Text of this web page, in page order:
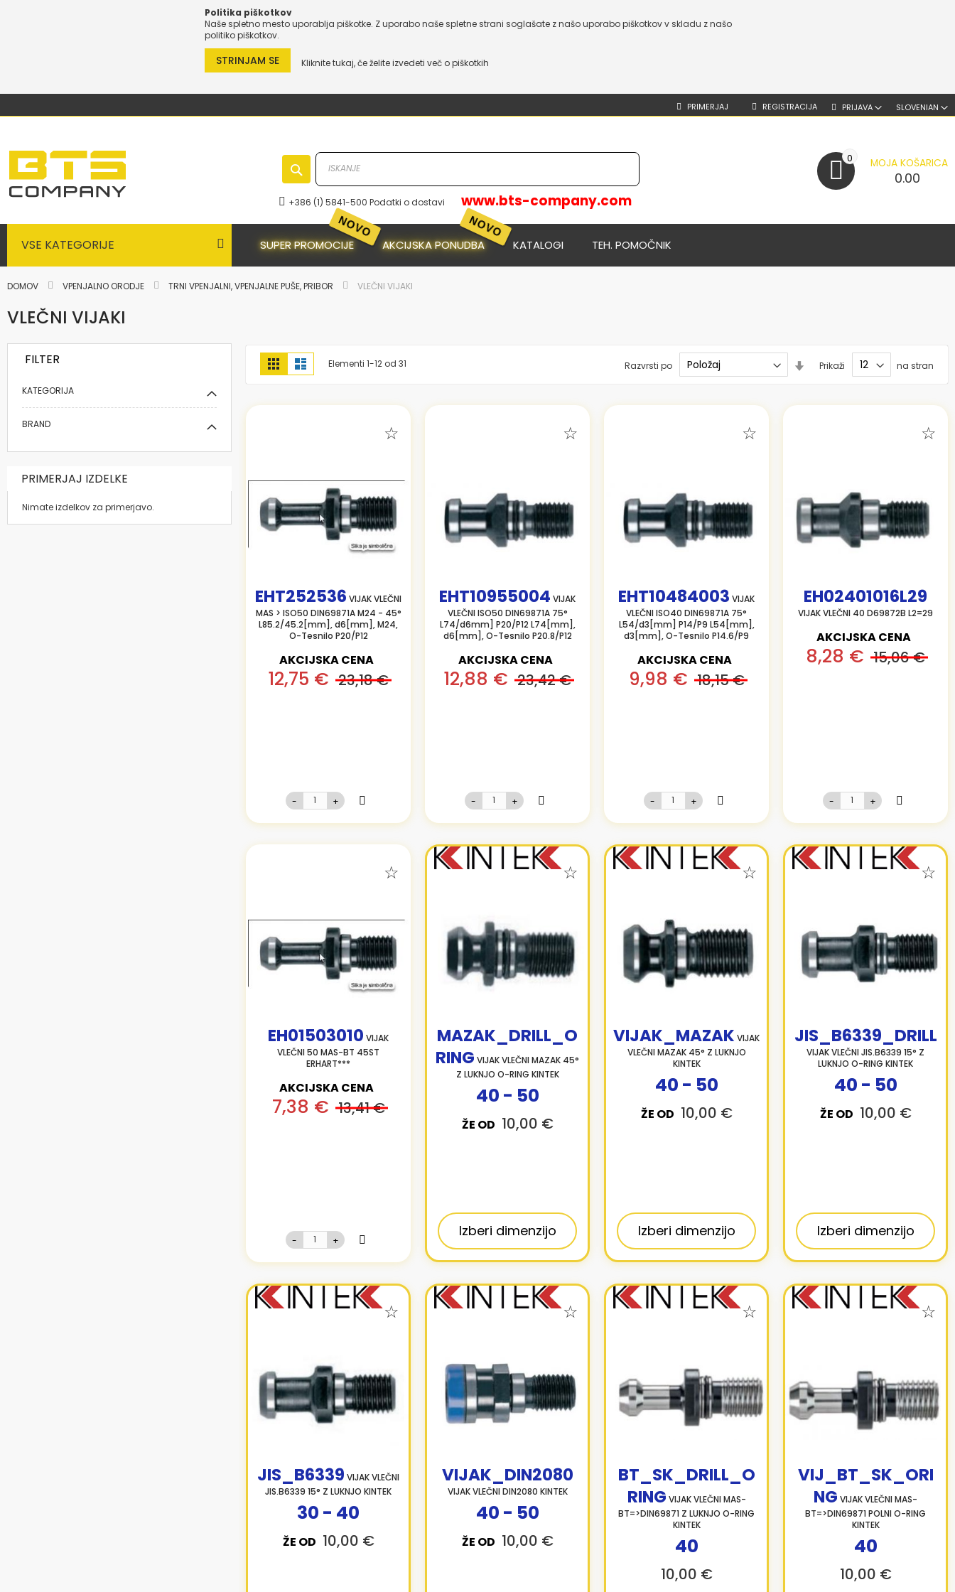
Politika piškotkov
Naše spletno mesto uporablja piškotke. Z uporabo naše spletne strani soglašate z našo uporabo piškotkov v skladu z našo
politiko piškotkov.
Kliknite tukaj, če želite izvedeti več o piškotkih
STRINJAM SE
SLOVENIAN
PRIMERJAJ PRIJAVA
REGISTRACIJA
+386 (1) 5841-500 Podatki o dostavi www.bts-company.com
MOJA KOŠARICA
0.00
0
VSE KATEGORIJE SUPER PROMOCIJE AKCIJSKA PONUDBA KATALOGI TEH. POMOČNIK
DOMOV VPENJALNO ORODJE TRNI VPENJALNI, VPENJALNE PUŠE, PRIBOR VLEČNI VIJAKI
VLEČNI VIJAKI
Prikaži
kot
MrežaSeznamElementi 1-12 od 31 Prikaži na stran
Razvrsti po
Nastavi
EHT252536 VIJAK VLEČNI
MAS > ISO50 DIN69871A M24 - 45°
L85.2/45.2[mm], d6[mm], M24,
O-Tesnilo P20/P12
AKCIJSKA CENA
12,75 € 23,18 €
- +
EHT10955004 VIJAK
VLEČNI ISO50 DIN69871A 75°
L74/d6mm] P20/P12 L74[mm],
d6[mm], O-Tesnilo P20.8/P12
AKCIJSKA CENA
12,88 € 23,42 €
- +
EHT10484003 VIJAK
VLEČNI ISO40 DIN69871A 75°
L54/d3[mm] P14/P9 L54[mm],
d3[mm], O-Tesnilo P14.6/P9
AKCIJSKA CENA
9,98 € 18,15 €
- +
EH02401016L29
VIJAK VLEČNI 40 D69872B L2=29
AKCIJSKA CENA
8,28 € 15,06 €
- +
EH01503010 VIJAK
VLEČNI 50 MAS-BT 45ST
ERHART***
AKCIJSKA CENA
7,38 € 13,41 €
- +
MAZAK_DRILL_O
RING VIJAK VLEČNI MAZAK 45°
Z LUKNJO O-RING KINTEK
ŽE OD 10,00 €
40 - 50
Izberi dimenzijo
VIJAK_MAZAK VIJAK
VLEČNI MAZAK 45° Z LUKNJO
KINTEK
ŽE OD 10,00 €
40 - 50
Izberi dimenzijo
JIS_B6339_DRILL
VIJAK VLEČNI JIS.B6339 15° Z
LUKNJO O-RING KINTEK
ŽE OD 10,00 €
40 - 50
Izberi dimenzijo
JIS_B6339 VIJAK VLEČNI
JIS.B6339 15° Z LUKNJO KINTEK
ŽE OD 10,00 €
30 - 40
VIJAK_DIN2080
VIJAK VLEČNI DIN2080 KINTEK
ŽE OD 10,00 €
40 - 50
BT_SK_DRILL_O
RING VIJAK VLEČNI MAS-
BT=>DIN69871 Z LUKNJO O-RING
KINTEK
10,00 €
40
VIJ_BT_SK_ORI
NG VIJAK VLEČNI MAS-
BT=>DIN69871 POLNI O-RING
KINTEK
10,00 €
40
FILTER
KATEGORIJA
BRAND
PRIMERJAJ IZDELKE
Nimate izdelkov za primerjavo.